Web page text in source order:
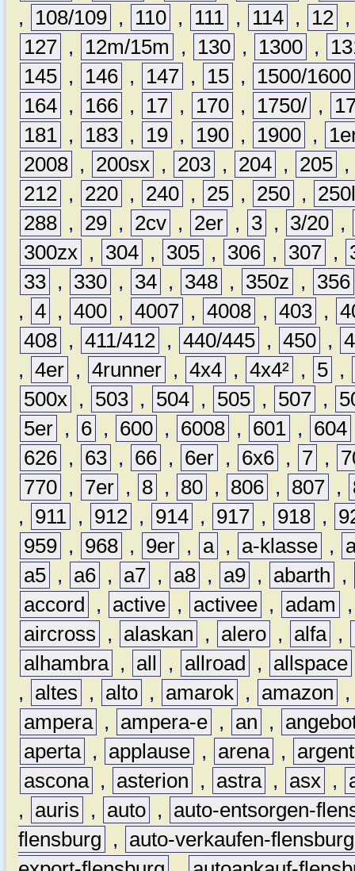
,
108/109 , 110 , 111 , 114 , 12
127 , 12m/15m , 130 , 1300 ,
145 , 146 , 147 , 15 ,
1500/1600
164 , 166 , 17 , 170 , 1750/ ,
181 , 183 , 19 , 190 , 1900 ,
2008 , 200sx , 203 , 204 , 205 ,
212 , 220 , 240 , 25 , 250 ,
288 , 29 , 2cv , 2er , 3 , 3/20 ,
300zx , 304 , 305 , 306 , 307 ,
33 , 330 , 34 , 348 , 350z ,
356
, 4 , 400 , 4007 , 4008 , 403 ,
408 , 411/412 , 440/445 , 450 ,
, 4er , 4runner , 4x4 , 4x4² , 5 ,
500x , 503 , 504 , 505 , 507 ,
5er , 6 , 600 , 6008 , 601 , 604
626 , 63 , 66 , 6er , 6x6 , 7 ,
770 , 7er , 8 , 80 , 806 , 807 ,
,
911 , 912 , 914 , 917 , 918 ,
959 , 968 , 9er , a , a-klasse ,
a5 , a6 , a7 , a8 , a9 , abarth
,
accord
, active , activee , adam
aircross
, alaskan , alero , alfa ,
alhambra , all , allroad , allspace
,
altes , alto , amarok , amazon
ampera , ampera-e , an ,
aperta , applause , arena ,
ascona , asterion , astra , asx ,
,
auris , auto ,
auto-entsorgen-
flensburg
,
auto-verkaufen-flensburg